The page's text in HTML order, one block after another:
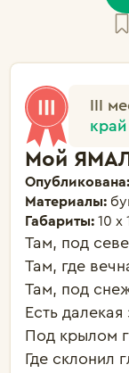
III
Мой ЯМАЛ
Опубликована:
Материалы:
Габариты: 10 х
Там, под
Там, где
Там, под
Есть далекая
Под крылом
Где склонил